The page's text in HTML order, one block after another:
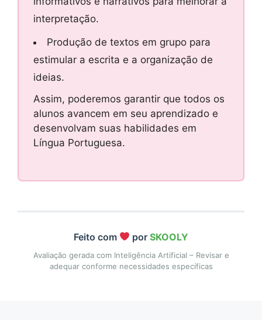
interpretação.
Produção de textos em grupo para
estimular a escrita e a organização de
ideias.
Assim, poderemos garantir que todos os
alunos avancem em seu aprendizado e
desenvolvam suas habilidades em
Língua Portuguesa.
Feito com porSKOOLY
Avaliação gerada com Inteligência Artificial – Revisar e
adequar conforme necessidades específicas